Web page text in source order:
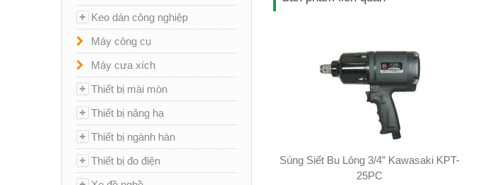
Súng Siết Bu Lông 3/4″ Kawasaki KPT-
25PC
Keo dán công nghiệp
Máy công cụ
Máy cưa xích
Thiết bị mài mòn
Thiết bị nâng hạ
Thiết bị ngành hàn
Thiết bị đo điện